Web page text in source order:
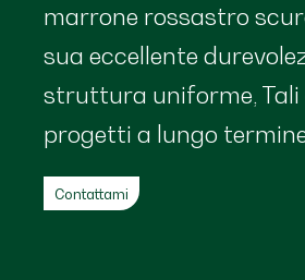
marrone rossastro
sua eccellente
struttura uniforme, Tali
progetti a lungo
Contattami